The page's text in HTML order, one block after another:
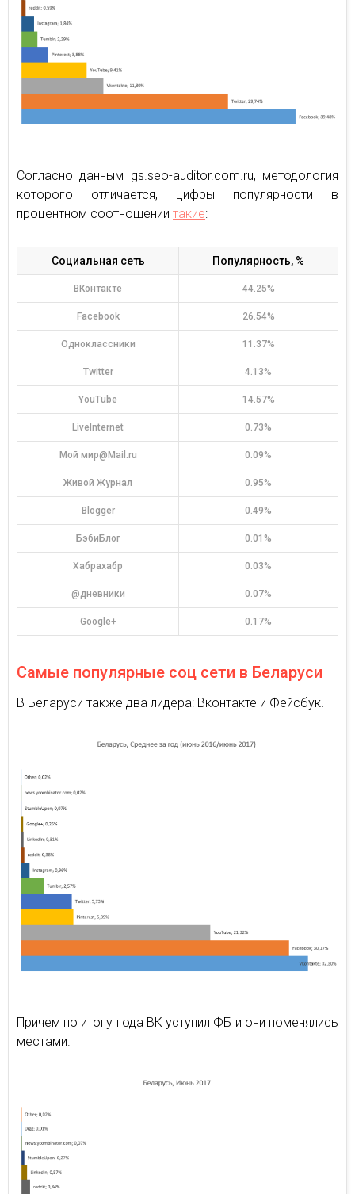
Согласно данным gs.seo-auditor.com.ru, методология
которого отличается, цифры популярности в
процентном соотношении такие:
Социальная сеть Популярность, %
ВКонтакте 44.25%
Facebook 26.54%
Одноклассники 11.37%
Twitter 4.13%
YouTube 14.57%
LiveInternet 0.73%
Мой мир@Mail.ru 0.09%
Живой Журнал 0.95%
Blogger 0.49%
БэбиБлог 0.01%
Хабрахабр 0.03%
@дневники 0.07%
Google+ 0.17%
Самые популярные соц сети в Беларуси
В Беларуси также два лидера: Вконтакте и Фейсбук.
Причем по итогу года ВК уступил ФБ и они поменялись
местами.